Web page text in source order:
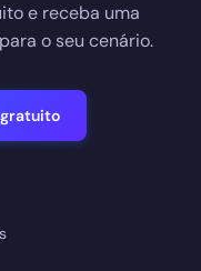
e receba uma
o seu cenário.